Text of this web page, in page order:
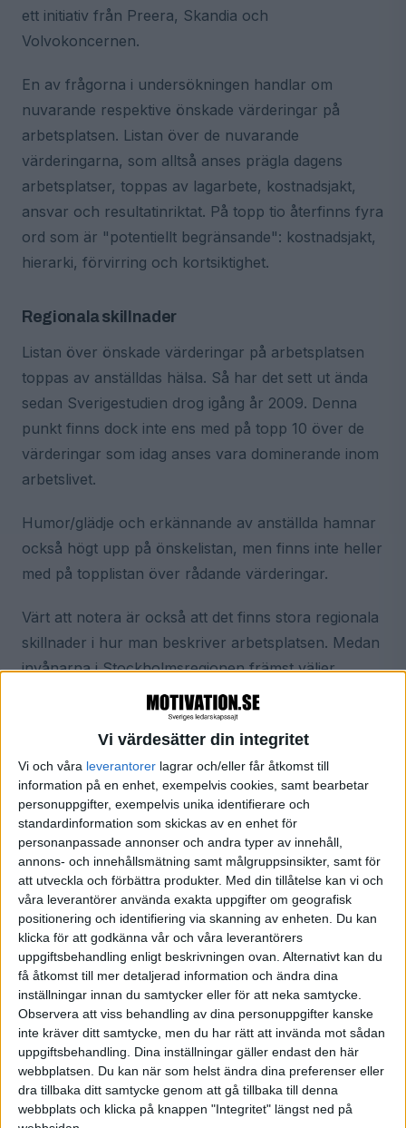
Vi värdesätter din integritet
Vi och våra leverantorer lagrar och/eller får åtkomst till
information på en enhet, exempelvis cookies, samt bearbetar
personuppgifter, exempelvis unika identifierare och
standardinformation som skickas av en enhet för
personanpassade annonser och andra typer av innehåll,
annons- och innehållsmätning samt målgruppsinsikter, samt för
att utveckla och förbättra produkter. Med din tillåtelse kan vi och
våra leverantörer använda exakta uppgifter om geografisk
positionering och identifiering via skanning av enheten. Du kan
klicka för att godkänna vår och våra leverantörers
uppgiftsbehandling enligt beskrivningen ovan. Alternativt kan du
få åtkomst till mer detaljerad information och ändra dina
inställningar innan du samtycker eller för att neka samtycke.
Observera att viss behandling av dina personuppgifter kanske
inte kräver ditt samtycke, men du har rätt att invända mot sådan
uppgiftsbehandling. Dina inställningar gäller endast den här
webbplatsen. Du kan när som helst ändra dina preferenser eller
dra tillbaka ditt samtycke genom att gå tillbaka till denna
webbplats och klicka på knappen "Integritet" längst ned på
ett initiativ från Preera, Skandia och
Volvokoncernen.
En av frågorna i undersökningen handlar om
nuvarande respektive önskade värderingar på
arbetsplatsen. Listan över de nuvarande
värderingarna, som alltså anses prägla dagens
arbetsplatser, toppas av lagarbete, kostnadsjakt,
ansvar och resultatinriktat. På topp tio återfinns fyra
ord som är "potentiellt begränsande": kostnadsjakt,
hierarki, förvirring och kortsiktighet.
Regionala skillnader
Listan över önskade värderingar på arbetsplatsen
toppas av anställdas hälsa. Så har det sett ut ända
sedan Sverigestudien drog igång år 2009. Denna
punkt finns dock inte ens med på topp 10 över de
värderingar som idag anses vara dominerande inom
arbetslivet.
Humor/glädje och erkännande av anställda hamnar
också högt upp på önskelistan, men finns inte heller
med på topplistan över rådande värderingar.
Värt att notera är också att det finns stora regionala
skillnader i hur man beskriver arbetsplatsen. Medan
invånarna i Stockholmsregionen främst väljer
positiva värdeord som lagarbete och engagemang
för att beskriva sin arbetsplats, framkommer en
betydligt dystrare bild av arbetslivet i
Göteborgsregionen. Västsvenskarna beskriver sin
arbetsplats som präglad av kostnadsjakt och
kortsiktighet. Deras tio i topp-lista innehåller totalt
fem potentiellt begränsande värderingar, däribland
långa arbetstider, hierarki och "håller på
information". Stockholmslistan innehåller endast två
potentiellt begränsande värdeord: kostnadsjakt och
hierarki.
Byråkrati och förvirring i offentlig sektor
Studien visar också att det finns stora
värderingsskillnader mellan privat och offentlig
sektor. Den sistnämnda sägs präglas av potentiellt
begränsande värderingar som byråkrati,